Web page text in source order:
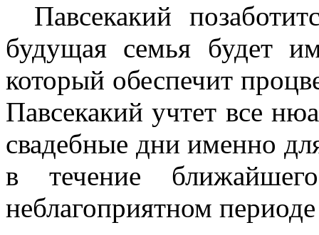
Павсекакий
будущая семья будет
который обеспечит
Павсекакий учтет все
свадебные дни именно
в течение
неблагоприятном